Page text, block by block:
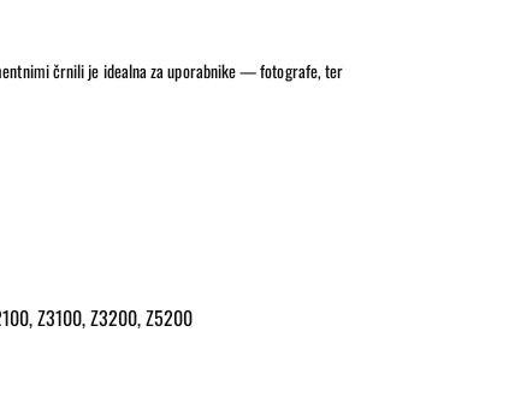
črnili je idealna za uporabnike — fotografe, ter
Z3100, Z3200, Z5200